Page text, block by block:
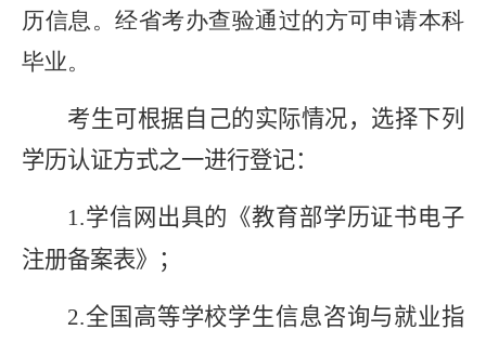
历信息。经省考办查验通过的方可申请本科
毕业。
考生可根据自己的实际情况，选择下列
学历认证方式之一进行登记：
1.学信网出具的《教育部学历证书电子
注册备案表》；
2.全国高等学校学生信息咨询与就业指